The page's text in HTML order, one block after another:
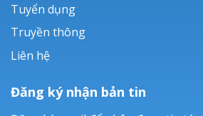
Tuyển dụng
Truyền thông
Liên hệ
Đăng ký nhận bản tin